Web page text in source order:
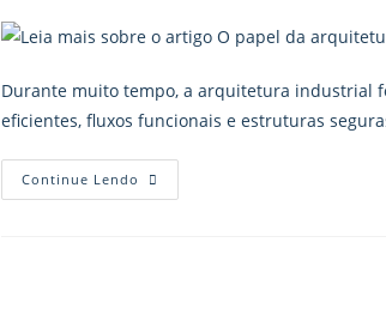
Durante muito tempo, a arquitetura industrial
eficientes, fluxos funcionais e estruturas
Continue Lendo